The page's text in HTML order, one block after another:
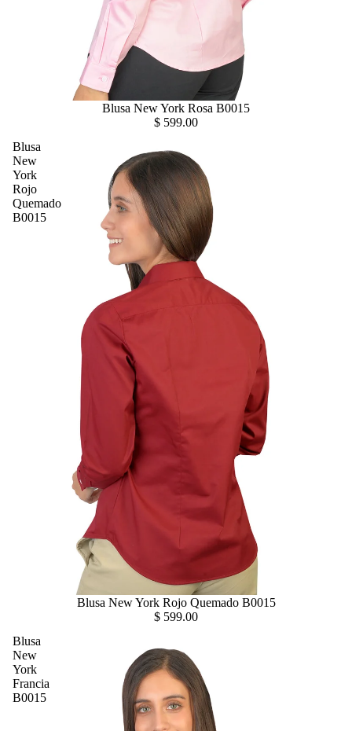
Blusa New York Rosa B0015
$ 599.00
Blusa
New
York
Rojo
Quemado
B0015
Blusa New York Rojo Quemado B0015
$ 599.00
Blusa
New
York
Francia
B0015